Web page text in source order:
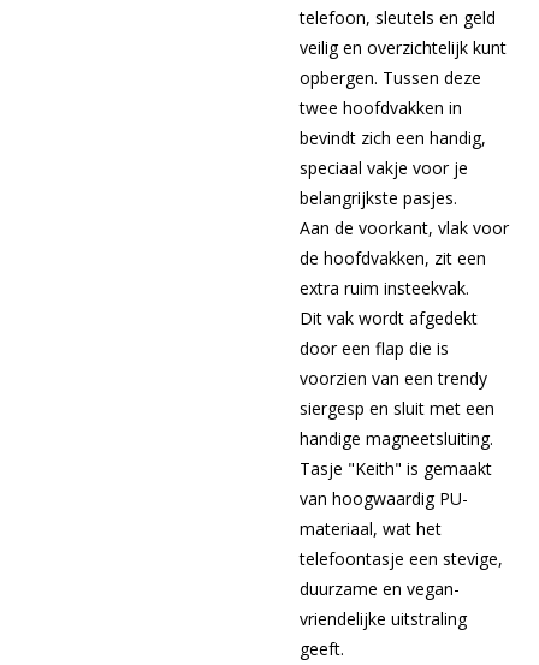
telefoon, sleutels en geld
veilig en overzichtelijk kunt
opbergen. Tussen deze
twee hoofdvakken in
bevindt zich een handig,
speciaal vakje voor je
belangrijkste pasjes.
Aan de voorkant, vlak voor
de hoofdvakken, zit een
extra ruim insteekvak.
Dit vak wordt afgedekt
door een flap die is
voorzien van een trendy
siergesp en sluit met een
handige magneetsluiting.
Tasje "Keith" is gemaakt
van hoogwaardig PU-
materiaal, wat het
telefoontasje een stevige,
duurzame en vegan-
vriendelijke uitstraling
geeft.